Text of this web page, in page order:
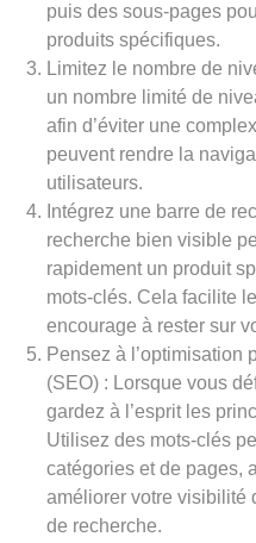
puis des sous-pages
produits spécifiques.
Limitez le nombre de
un nombre limité de
afin d’éviter une
peuvent rendre la
utilisateurs.
Intégrez une barre de
recherche bien visible
rapidement un produit
mots-clés. Cela facilite
encourage à rester sur
Pensez à l’optimisation
(SEO) : Lorsque vous
gardez à l’esprit les
Utilisez des mots-clés
catégories et de pages,
améliorer votre visibilité
de recherche.